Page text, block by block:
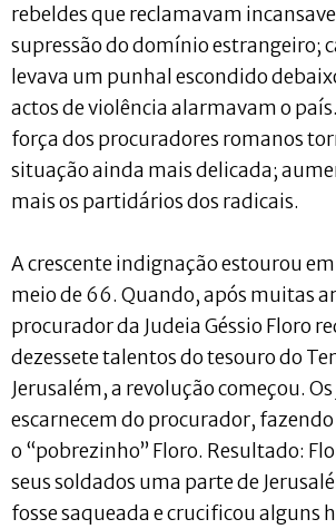
rebeldes que reclamavam
supressão do domínio estrangeiro;
levava um punhal escondido
actos de violência alarmavam o
força dos procuradores romanos
situação ainda mais delicada;
mais os partidários dos radicais.
A crescente indignação estourou
meio de 66. Quando, após muitas
procurador da Judeia Géssio Floro
dezessete talentos do tesouro do
Jerusalém, a revolução começou.
escarnecem do procurador,
o “pobrezinho” Floro. Resultado:
seus soldados uma parte de
fosse saqueada e crucificou alguns